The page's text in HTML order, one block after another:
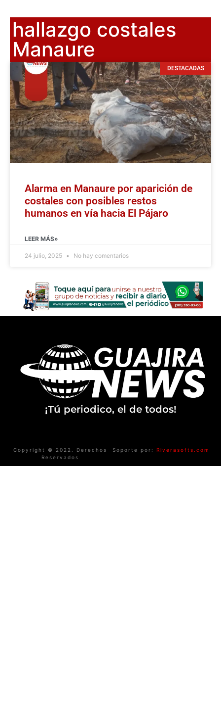
hallazgo costales
Manaure
DESTACADAS
Alarma en Manaure por aparición de
costales con posibles restos
humanos en vía hacia El Pájaro
LEER MÁS»
24 julio, 2025 No hay comentarios
¡Tú periodico, el de todos!
Copyright © 2022. Derechos
Reservados
Soporte por: Riverasofts.com